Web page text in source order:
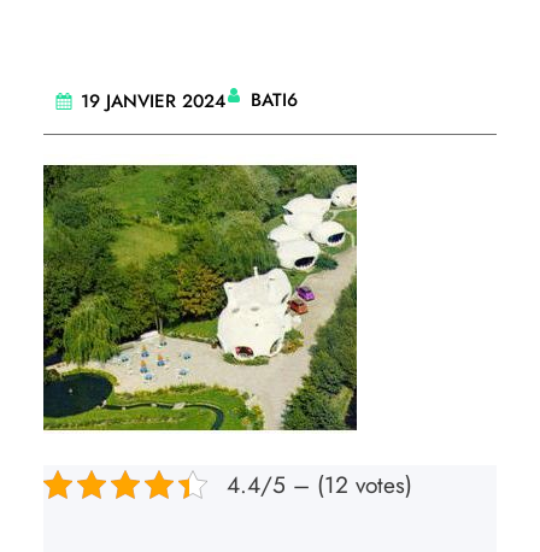
19 JANVIER 2024 BATI6
4.4/5 – (12 votes)